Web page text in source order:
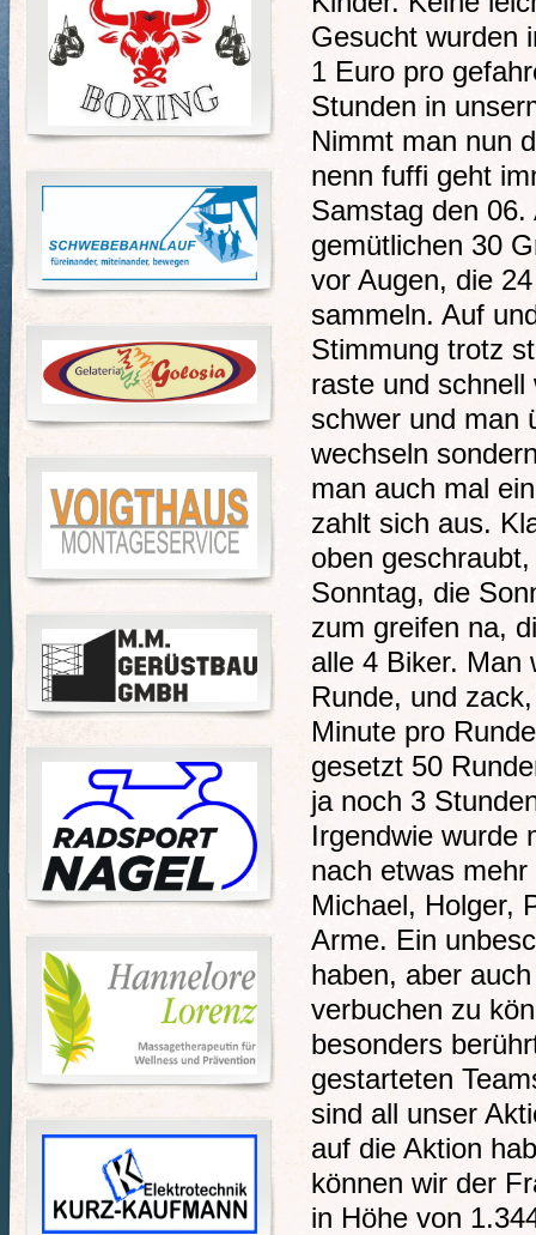
Gesucht wurden
1 Euro pro
Stunden in
Nimmt man nun
nenn fuffi geht
Samstag den
gemütlichen 30
vor Augen, die
sammeln. Auf
Stimmung trotz
raste und
schwer und man
wechseln
man auch mal
zahlt sich aus.
oben
Sonntag, die
zum greifen na,
alle 4 Biker. Man
Runde, und
Minute pro
gesetzt 50
ja noch 3
Irgendwie wurde
nach etwas
Michael, Holger,
Arme. Ein
haben, aber
verbuchen zu
besonders
gestarteten
sind all unser
auf die Aktion
können wir der
in Höhe von